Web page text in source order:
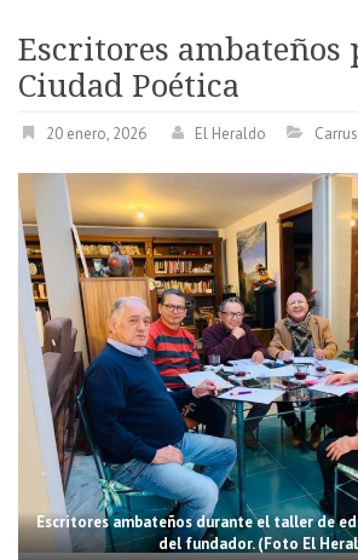
Escritores ambateños
Ciudad Poética
20 enero, 2026 El Heraldo
Escritores ambateños durante el taller de
del fundador. (Foto El